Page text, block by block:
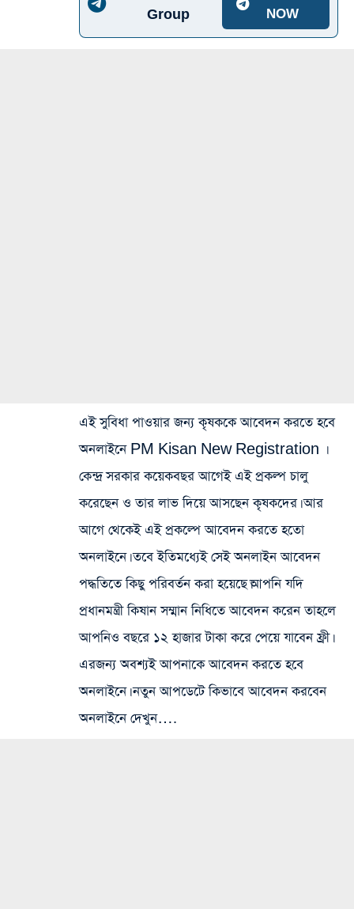
Group
NOW
এই সুবিধা পাওয়ার জন্য কৃষককে আবেদন করতে হবে
অনলাইনে PM Kisan New Registration ।
কেন্দ্র সরকার কয়েকবছর আগেই এই প্রকল্প চালু
করেছেন ও তার লাভ দিয়ে আসছেন কৃষকদের। আর
আগে থেকেই এই প্রকল্পে আবেদন করতে হতো
অনলাইনে। তবে ইতিমধ্যেই সেই অনলাইন আবেদন
পদ্ধতিতে কিছু পরিবর্তন করা হয়েছে।আপনি যদি
প্রধানমন্ত্রী কিষান সম্মান নিধিতে আবেদন করেন তাহলে
আপনিও বছরে ১২ হাজার টাকা করে পেয়ে যাবেন ফ্রী।
এরজন্য অবশ্যই আপনাকে আবেদন করতে হবে
অনলাইনে। নতুন আপডেটে কিভাবে আবেদন করবেন
অনলাইনে দেখুন….